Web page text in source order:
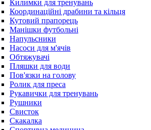
Килимки для тренувань
Координаційні драбини та кільця
Кутовий прапорець
Манішки футбольні
Напульсники
Насоси для м'ячів
Обтяжувачі
Пляшки для води
Пов'язки на голову
Ролик для преса
Рукавички для тренувань
Рушники
Свисток
Скакалка